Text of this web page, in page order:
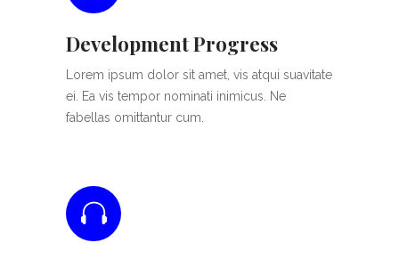
Development Progress
Lorem ipsum dolor sit amet, vis atqui suavitate
ei. Ea vis tempor nominati inimicus. Ne
fabellas omittantur cum.